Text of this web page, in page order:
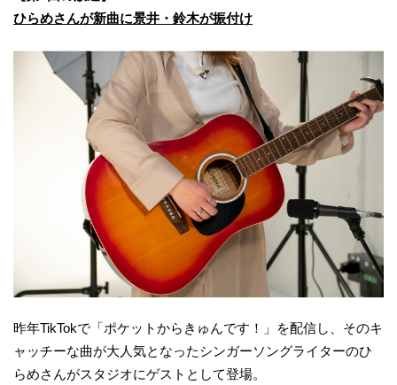
ひらめさんが新曲に景井・鈴木が振付け
昨年TikTokで「ポケットからきゅんです！」を配信し、そのキ
ャッチーな曲が大人気となったシンガーソングライターのひ
らめさんがスタジオにゲストとして登場。